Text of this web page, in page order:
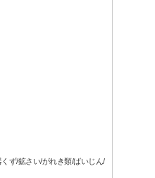
ず/鉱さい/がれき類/ばいじん/